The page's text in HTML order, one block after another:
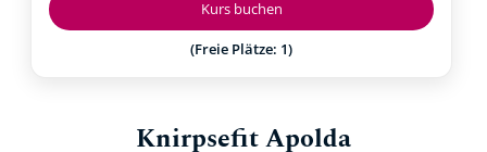
Kurs buchen
(Freie Plätze: 1)
Knirpsefit Apolda